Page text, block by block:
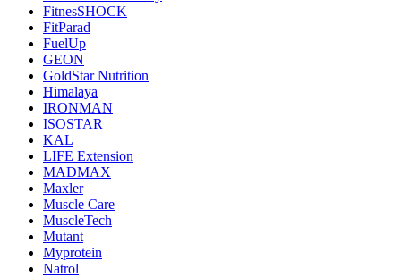
FitnesSHOCK
FitParad
FuelUp
GEON
GoldStar Nutrition
Himalaya
IRONMAN
ISOSTAR
KAL
LIFE Extension
MADMAX
Maxler
Muscle Care
MuscleTech
Mutant
Myprotein
Natrol